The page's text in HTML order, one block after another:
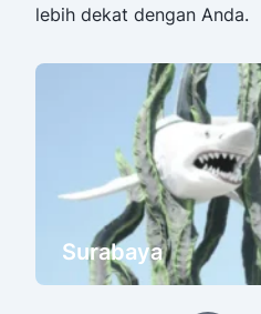
lebih dekat dengan Anda.
Surabaya